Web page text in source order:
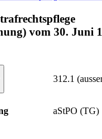
vom 30. Juni
312.1
aStPO (TG)